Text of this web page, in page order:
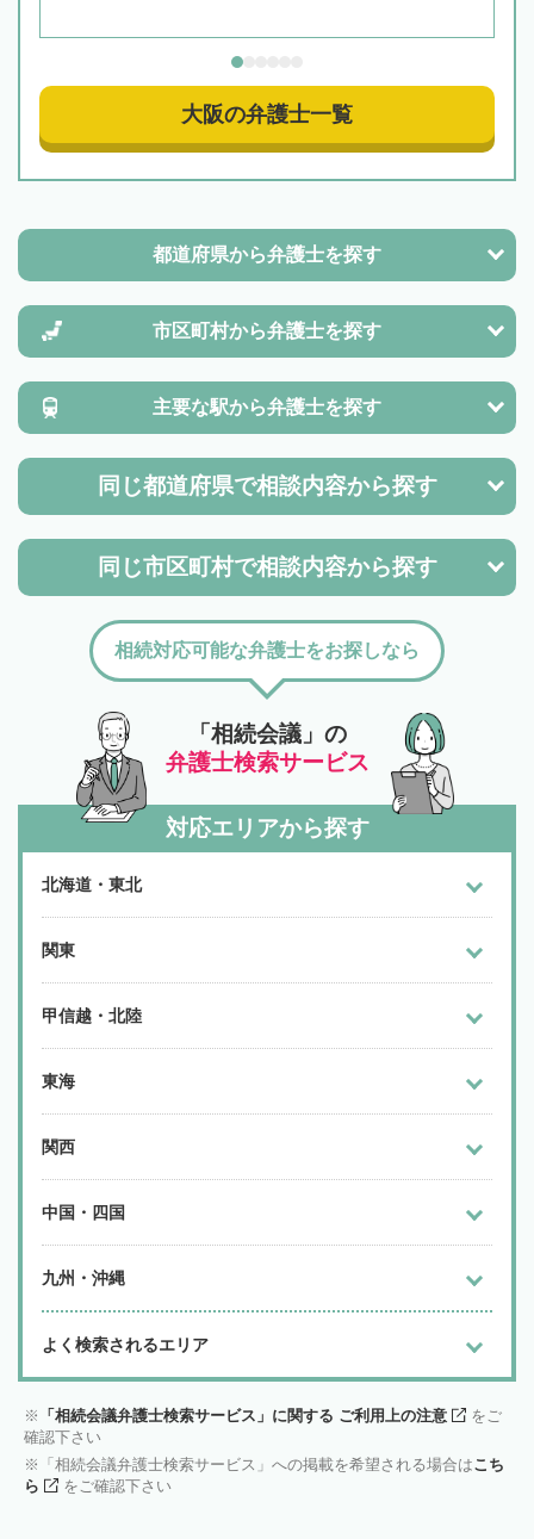
大阪の弁護士一覧
都道府県から弁護士を探す
市区町村から弁護士を探す
主要な駅から弁護士を探す
同じ都道府県で相談内容から探す
同じ市区町村で相談内容から探す
「相続会議」の
弁護士検索サービス
相続対応可能な弁護士をお探しなら
対応エリアから探す
北海道・東北
関東
甲信越・北陸
東海
関西
中国・四国
九州・沖縄
よく検索されるエリア
「相続会議弁護士検索サービス」に関する ご利用上の注意
をご
確認下さい
「相続会議弁護士検索サービス」への掲載を希望される場合はこち
ら
をご確認下さい